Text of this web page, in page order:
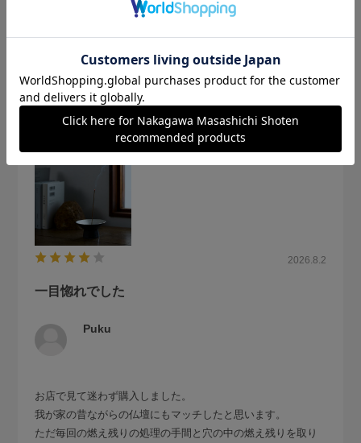
★ 1 (0)
絞り込み 表示：新しい順
2026.8.2
一目惚れでした
Puku
お店で見て迷わず購入しました。
我が家の昔ながらの仏壇にもマッチしたと思います。
ただ毎回の燃え残りの処理の手間と穴の中の燃え残りを取り